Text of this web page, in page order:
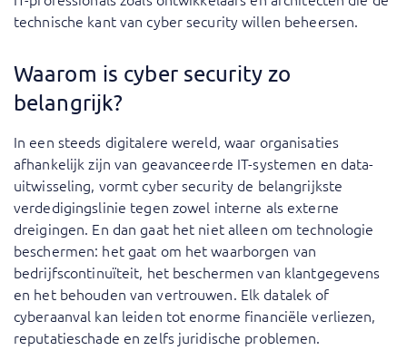
technische kant van cyber security willen beheersen.
Waarom is cyber security zo
belangrijk?
In een steeds digitalere wereld, waar organisaties
afhankelijk zijn van geavanceerde IT-systemen en data-
uitwisseling, vormt cyber security de belangrijkste
verdedigingslinie tegen zowel interne als externe
dreigingen. En dan gaat het niet alleen om technologie
beschermen: het gaat om het waarborgen van
bedrijfscontinuïteit, het beschermen van klantgegevens
en het behouden van vertrouwen. Elk datalek of
cyberaanval kan leiden tot enorme financiële verliezen,
reputatieschade en zelfs juridische problemen.